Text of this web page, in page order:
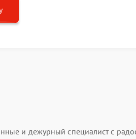
и дежурный специалист с